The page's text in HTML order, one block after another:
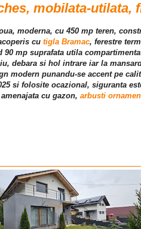
mobilata-utilata,
moderna, cu 450 mp teren,
cu tigla Bramac, ferestre
mp suprafata utila
debara si hol intrare iar la
modern punandu-se accent pe
si folosite ocazional, siguranta
cu gazon, arbusti